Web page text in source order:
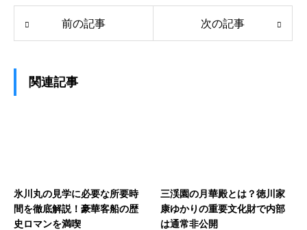
前の記事 次の記事
関連記事
氷川丸の見学に必要な所要時
間を徹底解説！豪華客船の歴
史ロマンを満喫
三渓園の月華殿とは？徳川家
康ゆかりの重要文化財で内部
は通常非公開